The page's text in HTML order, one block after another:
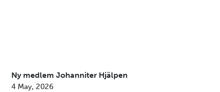
Ny medlem Johanniter Hjälpen
4 May, 2026